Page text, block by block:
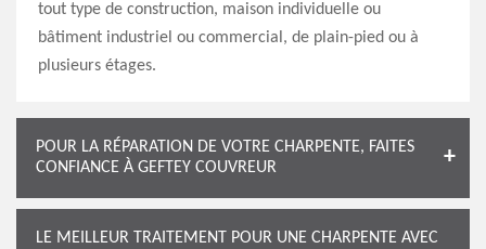
tout type de construction, maison individuelle ou
bâtiment industriel ou commercial, de plain-pied ou à
plusieurs étages.
POUR LA RÉPARATION DE VOTRE CHARPENTE, FAITES
CONFIANCE À GEFTEY COUVREUR
LE MEILLEUR TRAITEMENT POUR UNE CHARPENTE AVEC